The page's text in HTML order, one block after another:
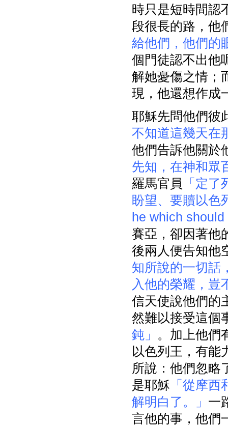
時只是短時間認
段很長的路，他
給他們，他們的
個門徒認不出他
解她憂傷之情；
現，他還想作成
耶穌先問他們彼
不知道這幾天在
他們告訴他關於
先知，在神和眾
羅馬官員 「定
盼望、要贖以色
he which should
賽亞，卻因著他
後兩人便告知他
知所說的一切話
入他的榮耀，豈
信天使說他們的
然難以接受這個
鈍」 。加上他們
以色列王，有能
所說：他們忽略
是耶穌 「從摩
解明白了。」 一
言他的事，他們